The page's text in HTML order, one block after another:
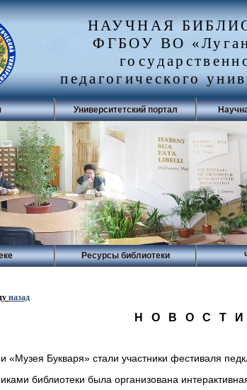
НАУЧНАЯ
ФГБОУ ВО
педагогического
Университетский портал
Ресурсы библиотеки
назад
Н О В О С Т И
«Музея Букваря» стали участники фестиваля
библиотеки была организована